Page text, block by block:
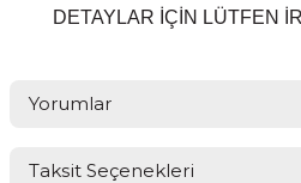
DETAYLAR İÇİN LÜTFEN
Yorumlar
Taksit Seçenekleri